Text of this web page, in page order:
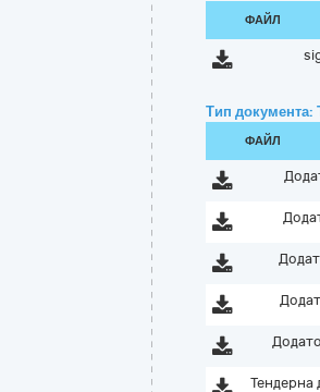
ФАЙЛ
Тип документа:
ФАЙЛ
Тендерна